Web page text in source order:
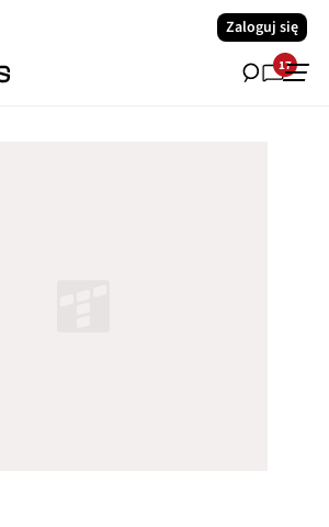
Zaloguj się
17